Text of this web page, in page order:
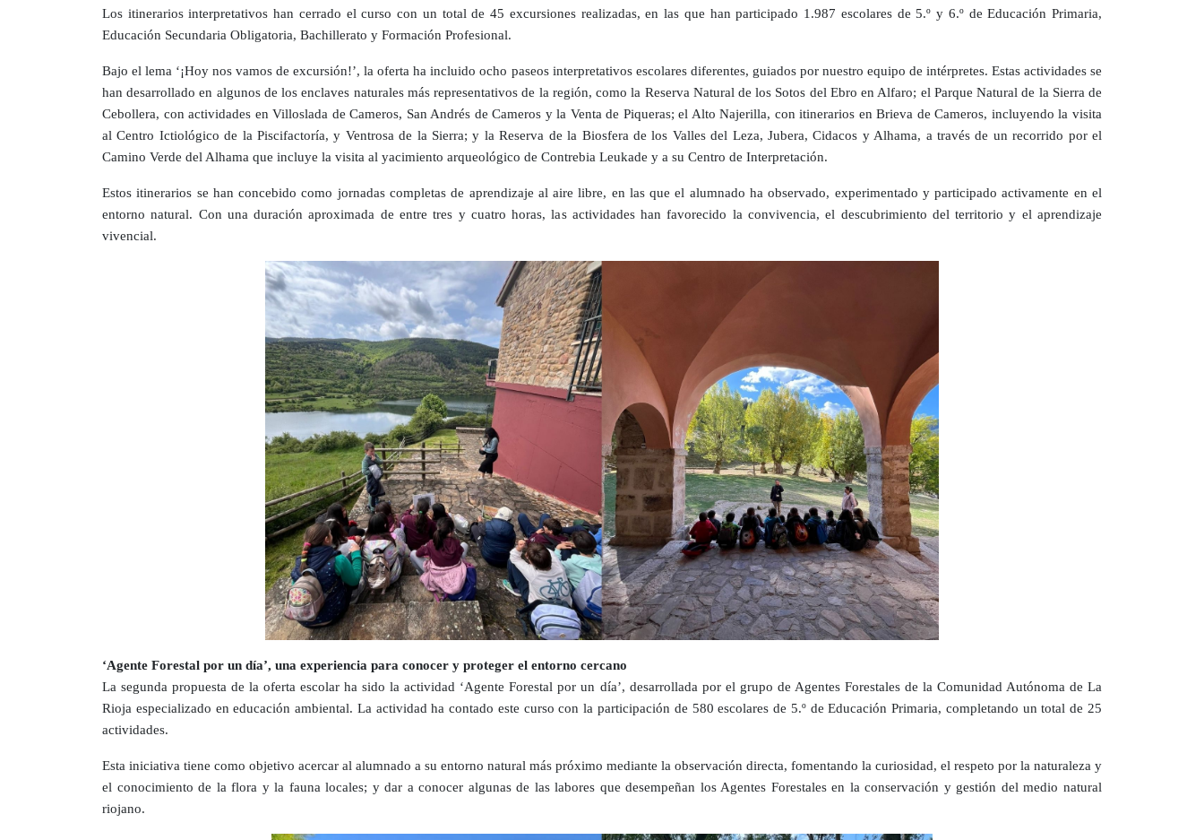
Los itinerarios interpretativos han cerrado el curso con un total de 45 excursiones realizadas, en las que han participado 1.987 escolares de 5.º y 6.º de Educación Primaria,
Educación Secundaria Obligatoria, Bachillerato y Formación Profesional.
Bajo el lema ‘¡Hoy nos vamos de excursión!’, la oferta ha incluido ocho paseos interpretativos escolares diferentes, guiados por nuestro equipo de intérpretes. Estas actividades se
han desarrollado en algunos de los enclaves naturales más representativos de la región, como la Reserva Natural de los Sotos del Ebro en Alfaro; el Parque Natural de la Sierra de
Cebollera, con actividades en Villoslada de Cameros, San Andrés de Cameros y la Venta de Piqueras; el Alto Najerilla, con itinerarios en Brieva de Cameros, incluyendo la visita
al Centro Ictiológico de la Piscifactoría, y Ventrosa de la Sierra; y la Reserva de la Biosfera de los Valles del Leza, Jubera, Cidacos y Alhama, a través de un recorrido por el
Camino Verde del Alhama que incluye la visita al yacimiento arqueológico de Contrebia Leukade y a su Centro de Interpretación.
Estos itinerarios se han concebido como jornadas completas de aprendizaje al aire libre, en las que el alumnado ha observado, experimentado y participado activamente en el
entorno natural. Con una duración aproximada de entre tres y cuatro horas, las actividades han favorecido la convivencia, el descubrimiento del territorio y el aprendizaje
vivencial.
‘Agente Forestal por un día’, una experiencia para conocer y proteger el entorno cercano
La segunda propuesta de la oferta escolar ha sido la actividad ‘Agente Forestal por un día’, desarrollada por el grupo de Agentes Forestales de la Comunidad Autónoma de La
Rioja especializado en educación ambiental. La actividad ha contado este curso con la participación de 580 escolares de 5.º de Educación Primaria, completando un total de 25
actividades.
Esta iniciativa tiene como objetivo acercar al alumnado a su entorno natural más próximo mediante la observación directa, fomentando la curiosidad, el respeto por la naturaleza y
el conocimiento de la flora y la fauna locales; y dar a conocer algunas de las labores que desempeñan los Agentes Forestales en la conservación y gestión del medio natural
riojano.